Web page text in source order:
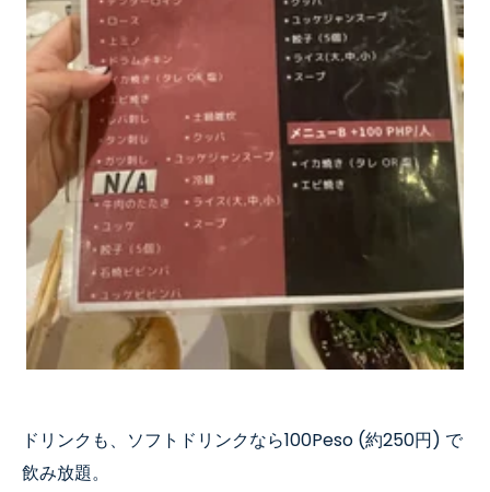
ドリンクも、ソフトドリンクなら100Peso (約250円) で
飲み放題。